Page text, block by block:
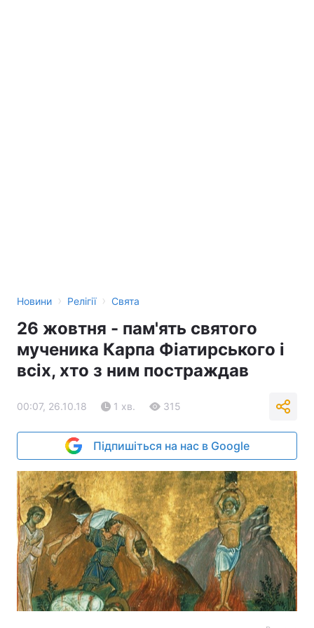
Новини › Релігії › Свята
26 жовтня - пам'ять святого
мученика Карпа Фіатирського і
всіх, хто з ним постраждав
00:07, 26.10.18 1 хв. 315
Підпишіться на нас в Google